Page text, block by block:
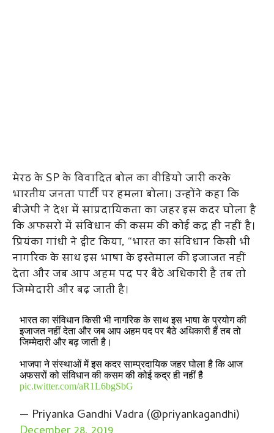
मेरठ के SP के विवादित बोल का वीडियो जारी करके
भारतीय जनता पार्टी पर हमला बोला। उन्होंने कहा कि
बीजेपी ने देश में सांप्रदायिकता का जहर इस कदर घोला है
कि अफसरों में संविधान की कसम की कोई कद्र ही नहीं है।
प्रियंका गांधी ने ट्वीट किया, “भारत का संविधान किसी भी
नागरिक के साथ इस भाषा के इस्तेमाल की इजाजत नहीं
देता और जब आप अहम पद पर बैठे अधिकारी हैं तब तो
जिम्मेदारी और बढ़ जाती है।
भारत का संविधान किसी भी नागरिक के साथ इस भाषा के प्रयोग की
इजाजत नहीं देता और जब आप अहम पद पर बैठे अधिकारी हैं तब तो
जिम्मेदारी और बढ़ जाती है।
भाजपा ने संस्थाओं में इस कदर साम्प्रदायिक जहर घोला है कि आज
अफसरों को संविधान की कसम की कोई कद्र ही नहीं है
pic.twitter.com/aR1L6bgSbG
— Priyanka Gandhi Vadra (@priyankagandhi)